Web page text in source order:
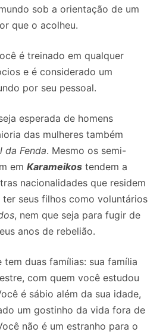
sob a orientação de um
que o acolheu.
é treinado em qualquer
e é considerado um
por seu pessoal.
esperada de homens
das mulheres também
da Fenda. Mesmo os semi-
em Karameikos tendem a
nacionalidades que residem
ter seus filhos como voluntários
, nem que seja para fugir de
anos de rebelião.
tem duas famílias: sua família
com quem você estudou
é sábio além da sua idade,
um gostinho da vida fora de
não é um estranho para o